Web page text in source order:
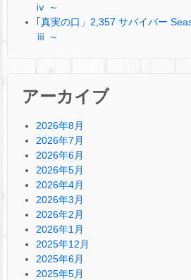
ⅳ ～
｢真実の口」2,357 サバイバー
ⅲ ～
アーカイブ
2026年8月
2026年7月
2026年6月
2026年5月
2026年4月
2026年3月
2026年2月
2026年1月
2025年12月
2025年6月
2025年5月